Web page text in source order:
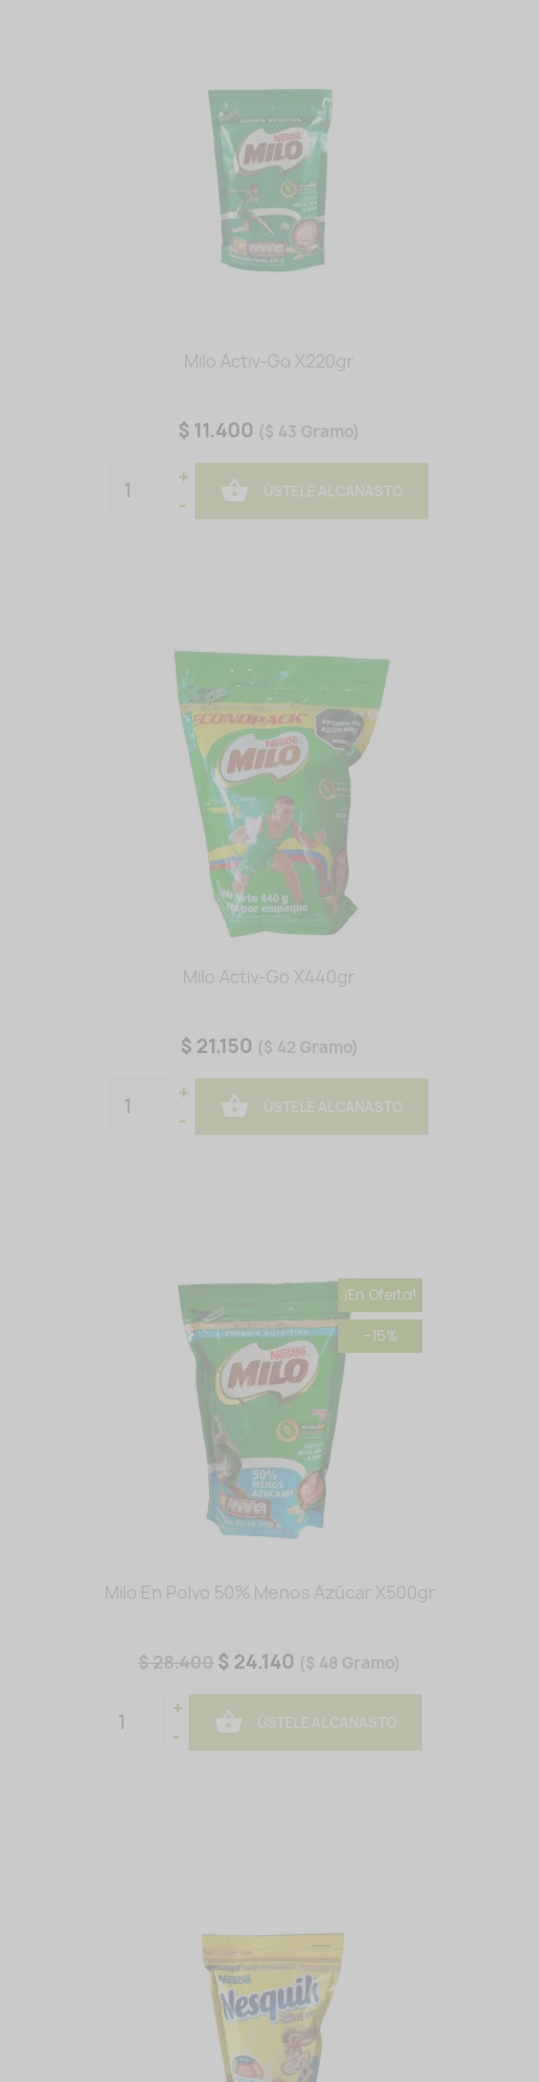
Milo Activ-Go X220gr
$ 11.400 ($ 43 Gramo)
+
-
 ÚSTELE AL CANASTO
Milo Activ-Go X440gr
$ 21.150 ($ 42 Gramo)
+
-
 ÚSTELE AL CANASTO
Milo En Polvo 50% Menos Azúcar X500gr
$ 28.400 $ 24.140 ($ 48 Gramo)
+
-
 ÚSTELE AL CANASTO
¡En Oferta!
-15%